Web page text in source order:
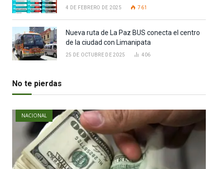
4 DE FEBRERO DE 2025 761
Nueva ruta de La Paz BUS conecta el centro
de la ciudad con Limanipata
25 DE OCTUBRE DE 2025 406
No te pierdas
NACIONAL